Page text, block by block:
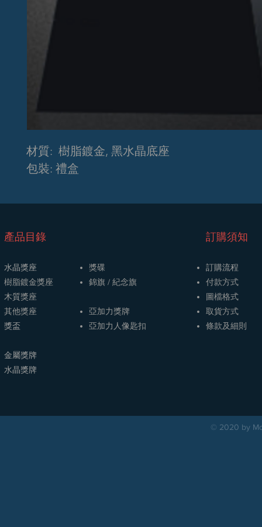
材質: 樹脂鍍金, 黑水晶底座
包裝: 禮盒
​產品目錄
水晶獎座
樹脂鍍金獎座
木質獎座
其他獎座
獎盃
金屬獎牌
​水晶獎牌
獎碟
​​錦旗 / 紀念旗
亞加力獎牌
​亞加力人像匙扣
訂購須知
訂購流程
​付款方式
圖檔格式
取貨方式
條款及細則
© 2020 by